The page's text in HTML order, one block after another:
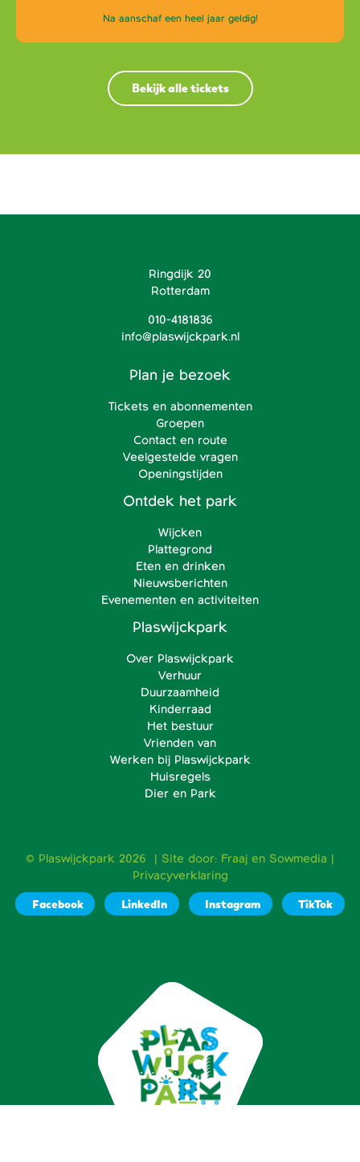
Na aanschaf een heel jaar geldig!
Bekijk alle tickets
Ringdijk 20
Rotterdam
010-4181836
info@plaswijckpark.nl
Plan je bezoek
Tickets en abonnementen
Groepen
Contact en route
Veelgestelde vragen
Openingstijden
Ontdek het park
Wijcken
Plattegrond
Eten en drinken
Nieuwsberichten
Evenementen en activiteiten
Plaswijckpark
Over Plaswijckpark
Verhuur
Duurzaamheid
Kinderraad
Het bestuur
Vrienden van
Werken bij Plaswijckpark
Huisregels
Dier en Park
© Plaswijckpark 2026 | Site door: Fraaj en Sowmedia |
Privacyverklaring
Facebook
LinkedIn Instagram TikTok